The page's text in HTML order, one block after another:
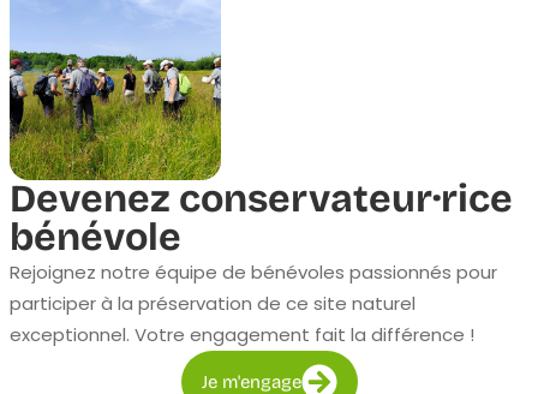
Devenez conservateur·rice
bénévole
Rejoignez notre équipe de bénévoles passionnés pour
participer à la préservation de ce site naturel
exceptionnel. Votre engagement fait la différence !
Je m'engage